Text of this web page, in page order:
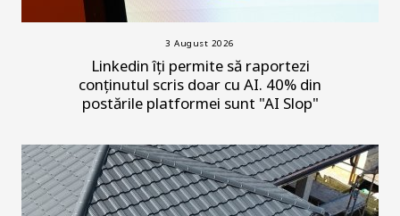
3 August 2026
Linkedin îți permite să raportezi
conținutul scris doar cu AI. 40% din
postările platformei sunt "AI Slop"